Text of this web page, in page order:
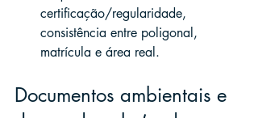
certificação/regularidade,
consistência entre poligonal,
matrícula e área real.
Documentos ambientais e